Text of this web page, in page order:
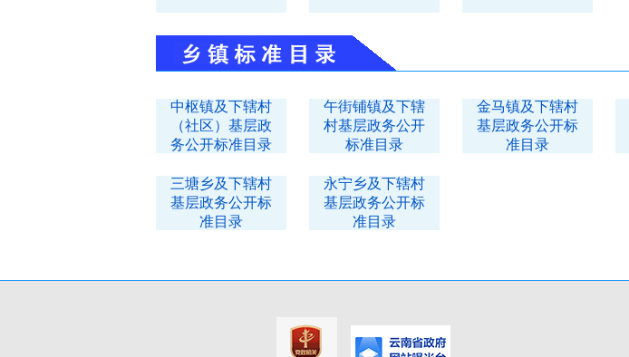
中枢镇及下辖村
（社区）基层政
务公开标准目录
午街铺镇及下辖
村基层政务公开
标准目录
金马镇及下辖村
基层政务公开标
准目录
三塘乡及下辖村
基层政务公开标
准目录
永宁乡及下辖村
基层政务公开标
准目录